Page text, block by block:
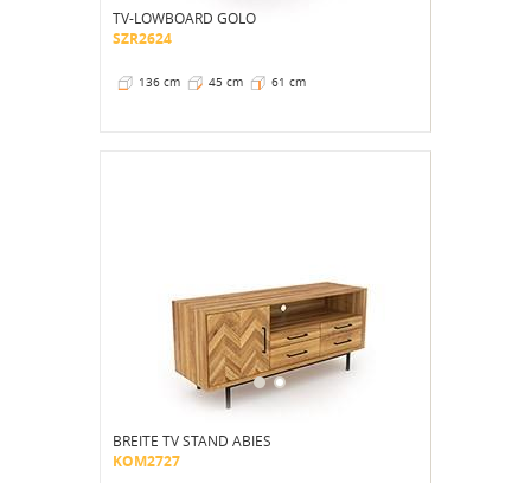
TV-LOWBOARD GOLO
SZR2624
136 cm 45 cm 61 cm
BREITE TV STAND ABIES
KOM2727